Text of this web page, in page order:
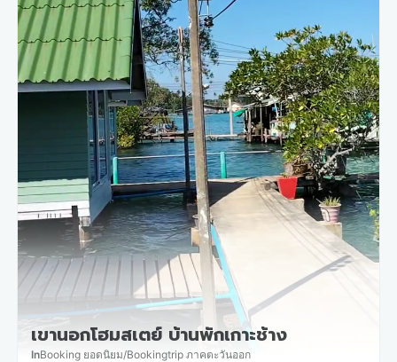
เขานอกโฮมสเตย์ บ้านพักเกาะช้าง
InBooking ยอดนิยม/Bookingtrip ภาคตะวันออก